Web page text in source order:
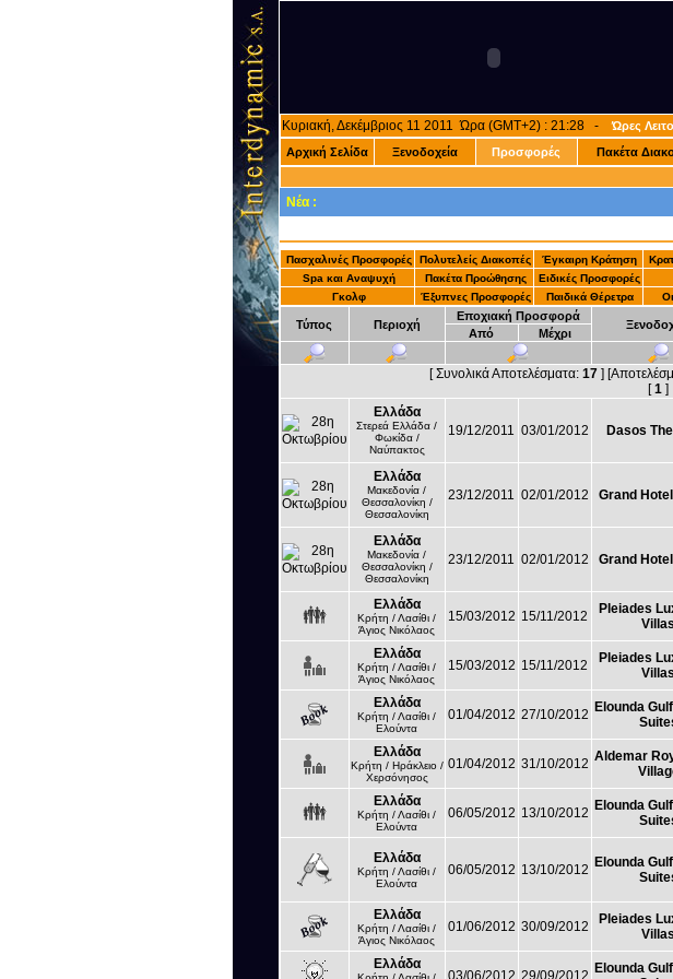
Κυριακή, Δεκέμβριος 11 2011 Ώρα (GMT+2) : 21:28 -Ώρες
Αρχική Σελίδα
Ξενοδοχεία Προσφορές Πακέτα
Νέα :
Πασχαλινές Προσφορές Πολυτελείς Διακοπές Έγκαιρη Κράτηση
Spa και Αναψυχή
Πακέτα Προώθησης Ειδικές Προσφορές
Γκολφ
Έξυπνες Προσφορές Παιδικά Θέρετρα
Τύπος Περιοχή
Εποχιακή Προσφορά
Από Μέχρι
[ Συνολικά Αποτελέσματα: 17]
[1]
Ελλάδα
Στερεά Ελλάδα /
Φωκίδα /
Ναύπακτος
19/12/2011 03/01/2012 Dasos
Ελλάδα
Μακεδονία /
Θεσσαλονίκη /
Θεσσαλονίκη
23/12/2011 02/01/2012 Grand
Ελλάδα
Μακεδονία /
Θεσσαλονίκη /
Θεσσαλονίκη
23/12/2011 02/01/2012 Grand
Ελλάδα
Κρήτη / Λασίθι /
Άγιος Νικόλαος
15/03/2012 15/11/2012
Pleiades
Villas
Ελλάδα
Κρήτη / Λασίθι /
Άγιος Νικόλαος
15/03/2012 15/11/2012
Pleiades
Villas
Ελλάδα
Κρήτη / Λασίθι /
Ελούντα
01/04/2012 27/10/2012 Elounda
Ελλάδα
Κρήτη / Ηράκλειο /
Χερσόνησος
01/04/2012 31/10/2012 Aldemar
Ελλάδα
Κρήτη / Λασίθι /
Ελούντα
06/05/2012 13/10/2012 Elounda
Ελλάδα
Κρήτη / Λασίθι /
Ελούντα
06/05/2012 13/10/2012 Elounda
Ελλάδα
Κρήτη / Λασίθι /
Άγιος Νικόλαος
01/06/2012 30/09/2012
Pleiades
Villas
Ελλάδα
03/06/2012 29/09/2012 Elounda